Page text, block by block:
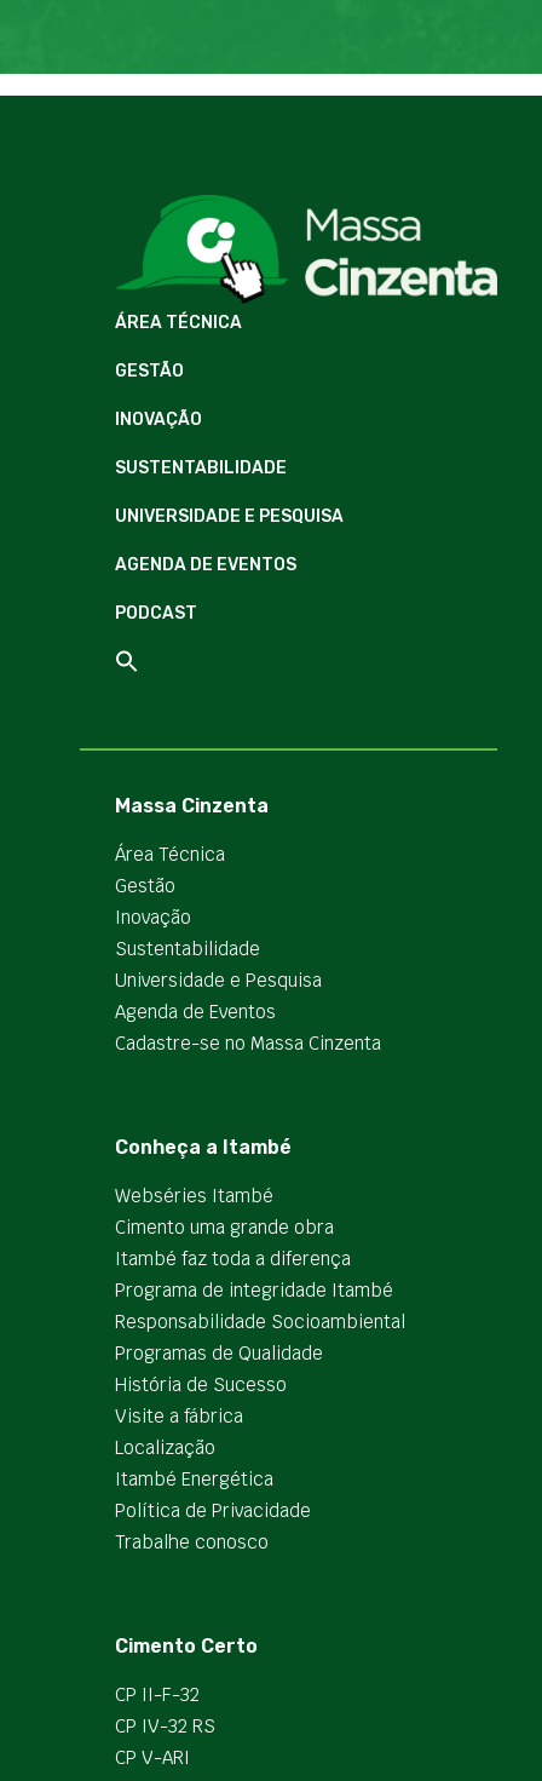
ÁREA TÉCNICA
GESTÃO
INOVAÇÃO
SUSTENTABILIDADE
UNIVERSIDADE E PESQUISA
AGENDA DE EVENTOS
PODCAST
Massa Cinzenta
Área Técnica
Gestão
Inovação
Sustentabilidade
Universidade e Pesquisa
Agenda de Eventos
Cadastre-se no Massa Cinzenta
Conheça a Itambé
Webséries Itambé
Cimento uma grande obra
Itambé faz toda a diferença
Programa de integridade Itambé
Responsabilidade Socioambiental
Programas de Qualidade
História de Sucesso
Visite a fábrica
Localização
Itambé Energética
Política de Privacidade
Trabalhe conosco
Cimento Certo
CP II-F-32
CP IV-32 RS
CP V-ARI